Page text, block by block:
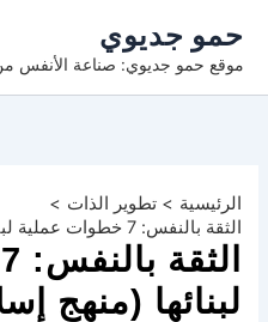
المحتوى
حمو جديوي
موقع حمو جديوي: صناعة الأنفس
الرئيسية
تطوير الذات
الثقة بالنفس: 7 خطوات عملية لبنائها (منهج إسلامي)
لبنائها (منهج